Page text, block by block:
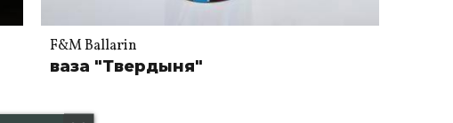
F&M Ballarin
ваза "Твердыня"